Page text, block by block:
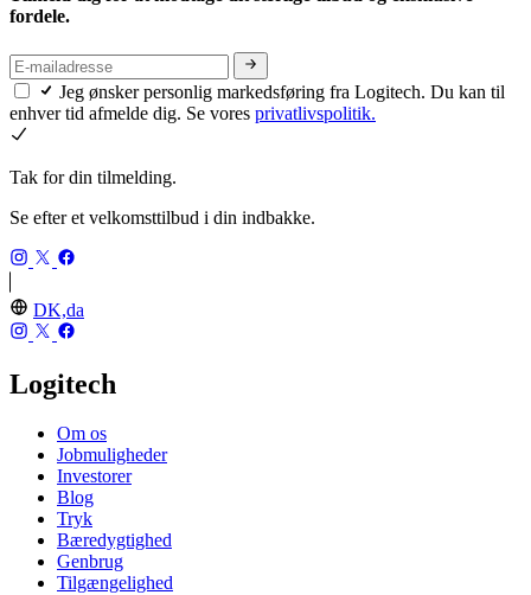
fordele.
Jeg ønsker personlig markedsføring fra Logitech. Du kan til
enhver tid afmelde dig. Se vores privatlivspolitik.
Tak for din tilmelding.
Se efter et velkomsttilbud i din indbakke.
DK,da
Logitech
Om os
Jobmuligheder
Investorer
Blog
Tryk
Bæredygtighed
Genbrug
Tilgængelighed